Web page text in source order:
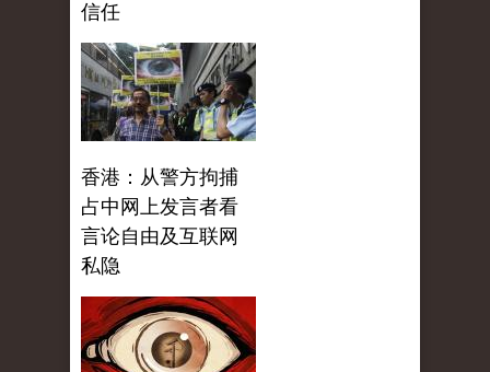
信任
香港：从警方拘捕
占中网上发言者看
言论自由及互联网
私隐